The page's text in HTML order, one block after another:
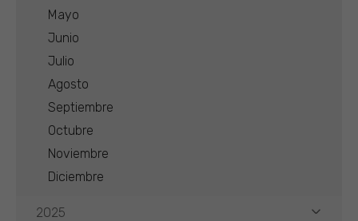
Mayo
Junio
Julio
Agosto
Septiembre
Octubre
Noviembre
Diciembre
2025